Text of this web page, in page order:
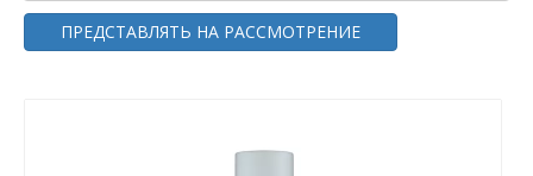
ПРЕДСТАВЛЯТЬ НА РАССМОТРЕНИЕ